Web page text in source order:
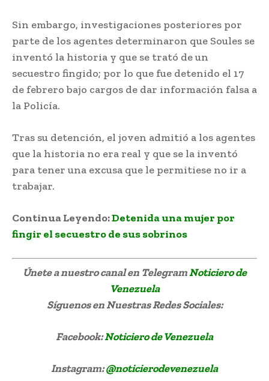
Sin embargo, investigaciones posteriores por
parte de los agentes determinaron que Soules se
inventó la historia y que se trató de un
secuestro fingido; por lo que fue detenido el 17
de febrero bajo cargos de dar información falsa a
la Policía.
Tras su detención, el joven admitió a los agentes
que la historia no era real y que se la inventó
para tener una excusa que le permitiese no ir a
trabajar.
Continua Leyendo:Detenida una mujer por
fingir el secuestro de sus sobrinos
Únete a nuestro canal en TelegramNoticiero de
Venezuela
Síguenosen Nuestras Redes Sociales:
Facebook:Noticiero de Venezuela
Instagram:@noticierodevenezuela